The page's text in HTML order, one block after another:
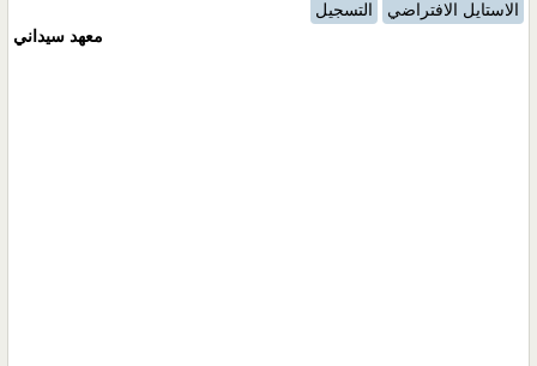
الاستايل الافتراضي
التسجيل
معهد سيداني